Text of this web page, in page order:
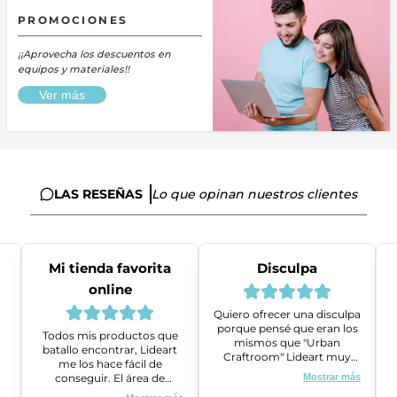
PROMOCIONES
¡¡Aprovecha los descuentos en
equipos y materiales!!
Ver más
LAS RESEÑAS Lo que opinan nuestros clientes
Mi tienda favorita
online
Todos mis productos que
batallo encontrar, Lideart
me los hace fácil de
conseguir. El área de
ventas es super amable y
Disculpa
Quiero ofrecer una disculpa
porque pensé que eran los
mismos que "Urban
Craftroom" Lideart muy
amables me ayudaron a
gestionar un problema que
Mostrar más